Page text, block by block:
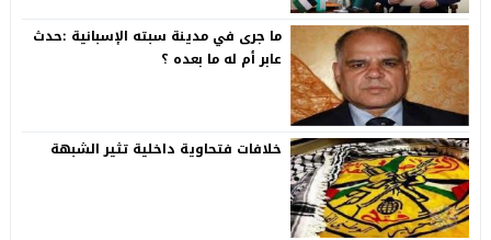
ما جرى في مدينة سبته الإسبانية :حدث
عابر أم له ما بعده ؟
خلافات فتحاوية داخلية تثير الشبهة